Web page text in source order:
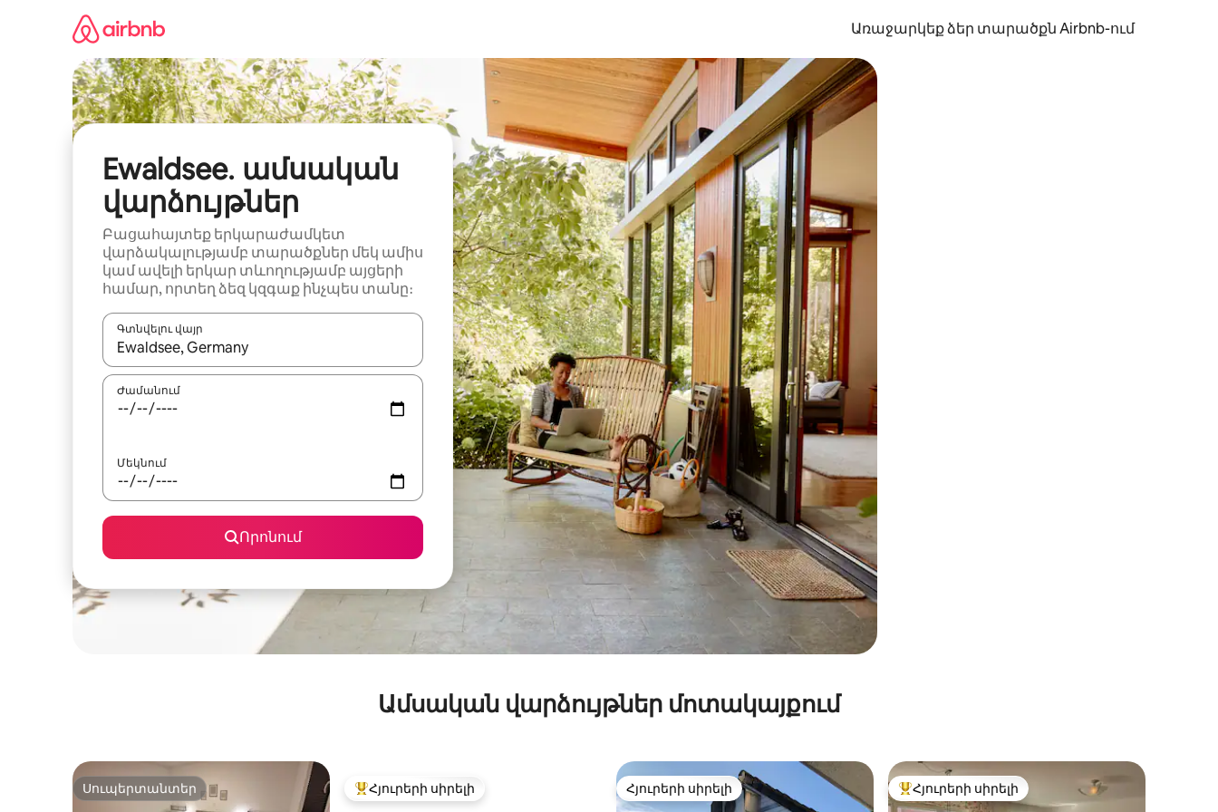
բովանդակությանը
Առաջարկեք ձեր տարածքն Airbnb-ում
Ewaldsee․ ամսական
վարձույթներ
Բացահայտեք երկարաժամկետ
վարձակալությամբ տարածքներ մեկ ամիս
կամ ավելի երկար տևողությամբ այցերի
համար, որտեղ ձեզ կզգաք ինչպես տանը։
Գտնվելու վայր
Երբ արդյունքները հասանելի լինեն, սլաքների ստեղներով նավարկեք վեր և վար կամ ուսումնասիրեք հպելով կամ մատը սահեցնելով։
Ժամանում
Մեկնում
Որոնում
Ամսական վարձույթներ մոտակայքում
Սուպերտանտեր
Սուպերտանտեր Հյուրերի սիրելի լավագույն տները
Հյուրերի սիրելի Հյուրերի սիրելի
Հյուրերի սիրելի Հյուրերի սիրելի լավագույն տները
Հյուրերի սիրելի